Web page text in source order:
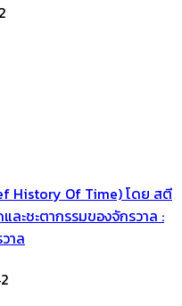
History Of Time) โดย สตี
ะชะตากรรมของจักรวาล :
าล